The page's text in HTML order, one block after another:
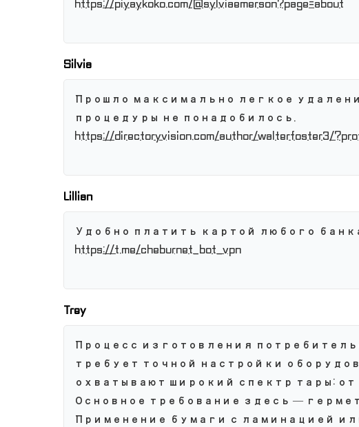
https://piyaykoko.com/@sylviaemerson?page=about
Silvia
Прошло максимально легкое
процедуры не понадобилось.
https://directoryvision.com/author/walterfoster3/
Lillian
Удобно платить картой любого
https://t.me/cheburnet_bot_vpn
Trey
Процесс изготовления
требует точной настройки
охватывают широкий спектр тары:
Основное требование здесь —
Применение бумаги с ламинацией